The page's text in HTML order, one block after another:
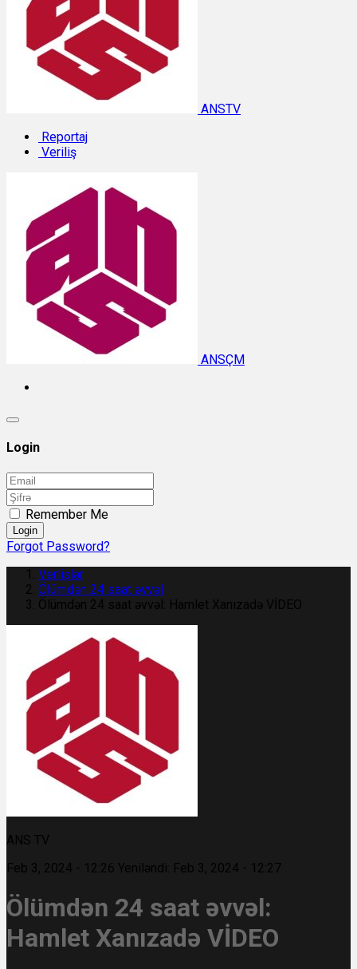
ANSTV
Reportaj
Veriliş
ANSÇM
Login
Remember Me
Login
Forgot Password?
Verlişlər
Ölümdən 24 saat əvvəl
Ölümdən 24 saat əvvəl: Hamlet Xanızadə VİDEO
ANS TV
Feb 3, 2024 - 12:26 Yeniləndi: Feb 3, 2024 - 12:27
Ölümdən 24 saat əvvəl:
Hamlet Xanızadə VİDEO